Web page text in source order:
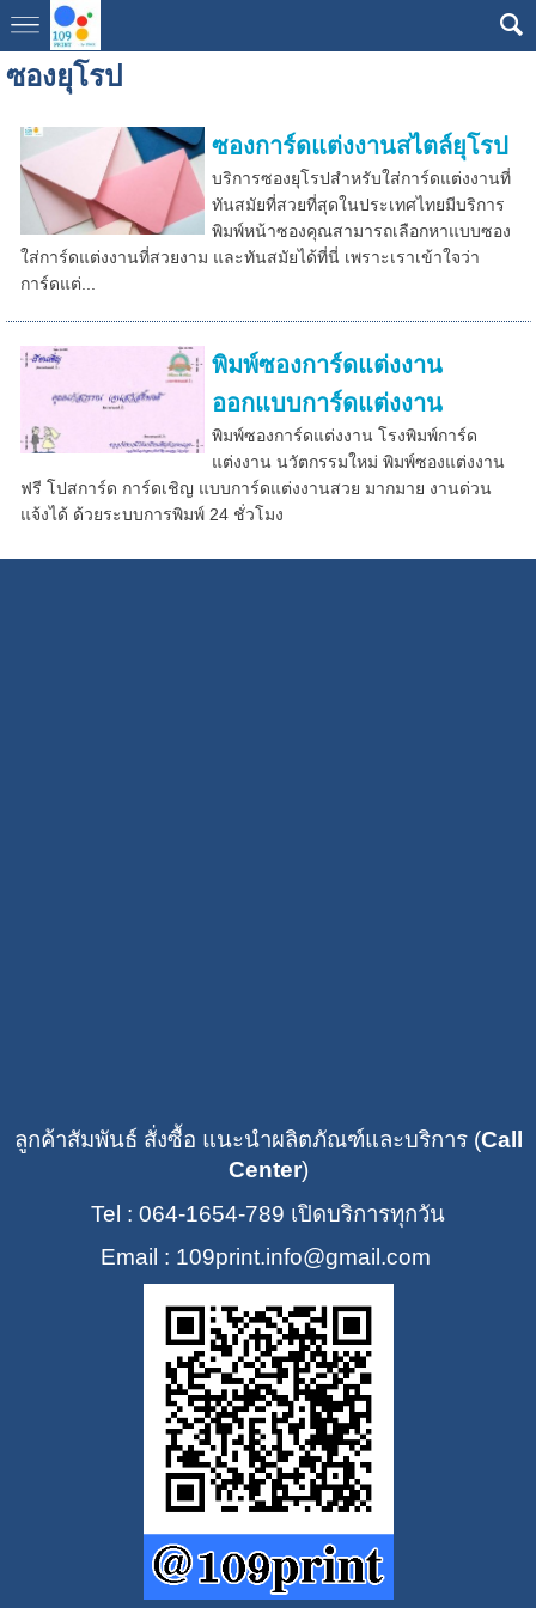
ซองยุโรป
ซองการ์ดแต่งงานสไตล์ยุโรป
บริการซองยุโรปสำหรับใส่การ์ดแต่งงานที่
ทันสมัยที่สวยที่สุดในประเทศไทยมีบริการ
พิมพ์หน้าซองคุณสามารถเลือกหาแบบซอง
ใส่การ์ดแต่งงานที่สวยงาม และทันสมัยได้ที่นี่ เพราะเราเข้าใจว่า
การ์ดแต่...
พิมพ์ซองการ์ดแต่งงาน
ออกแบบการ์ดแต่งงาน
พิมพ์ซองการ์ดแต่งงาน โรงพิมพ์การ์ด
แต่งงาน นวัตกรรมใหม่ พิมพ์ซองแต่งงาน
ฟรี โปสการ์ด การ์ดเชิญ แบบการ์ดแต่งงานสวย มากมาย งานด่วน
แจ้งได้ ด้วยระบบการพิมพ์ 24 ชั่วโมง
ลูกค้าสัมพันธ์ สั่งซื้อ แนะนำผลิตภัณฑ์และบริการ (Call
Center)
Tel : 064-1654-789 เปิดบริการทุกวัน
Email : 109print.info@gmail.com